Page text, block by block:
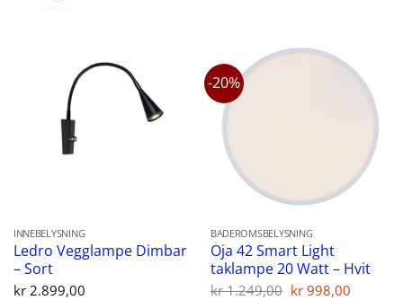
INNEBELYSNING
Ledro Vegglampe Dimbar
– Sort
kr2.899,00
-20%
BADEROMSBELYSNING
Oja 42 Smart Light
taklampe 20 Watt – Hvit
kr1.249,00 Opprinnelig
kr 998,00